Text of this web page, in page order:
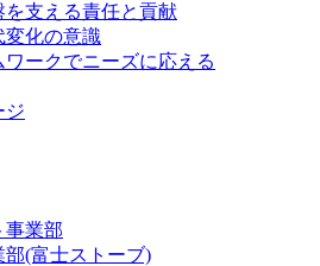
を支える責任と貢献
変化の意識
ークでニーズに応える
ジ
事業部
部(富士ストーブ)